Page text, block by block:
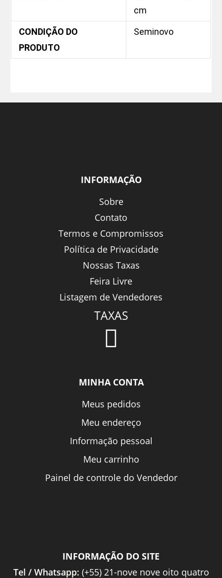
cm
CONDIÇÃO DO
PRODUTO
Seminovo
INFORMAÇÃO
Sobre
Contato
Termos e Compromissos
Política de Privacidade
Nossas Taxas
Feira Livre
Listagem de Vendedores
TAXAS
MINHA CONTA
Meus pedidos
Meu endereço
Informação pessoal
Meu carrinho
Painel de controle do Vendedor
INFORMAÇÃO DO SITE
Tel / Whatsapp: (+55) 21-nove nove oito quatro